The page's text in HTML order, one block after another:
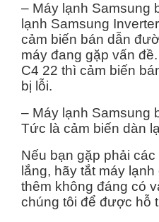
– Máy lạnh Samsung
lạnh Samsung
cảm biến bán dẫn
máy đang gặp vấn
C4 22 thì cảm biến
bị lỗi.
– Máy lạnh Samsung
Tức là cảm biến dàn
Nếu bạn gặp phải
lắng, hãy tắt máy
thêm không đáng có
chúng tôi để được hỗ